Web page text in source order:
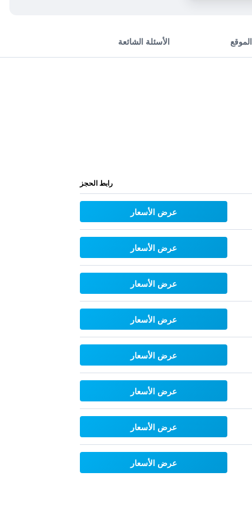
الموقع الأسئلة الشائعة
رابط الحجز
عرض الأسعار
عرض الأسعار
عرض الأسعار
عرض الأسعار
عرض الأسعار
عرض الأسعار
عرض الأسعار
عرض الأسعار